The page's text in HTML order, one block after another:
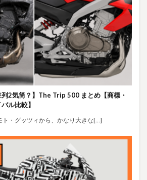
列2気筒？】The Trip 500 まとめ【商標・
ル比較】
ト・グッツィから、かなり大きな[…]